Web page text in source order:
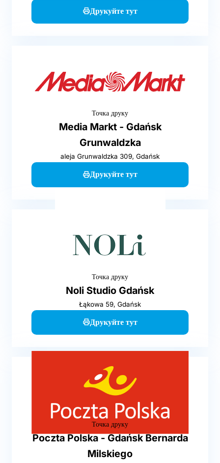
Друкуйте тут
Точка друку
Media Markt - Gdańsk
Grunwaldzka
aleja Grunwaldzka 309, Gdańsk
Друкуйте тут
Точка друку
Noli Studio Gdańsk
Łąkowa 59, Gdańsk
Друкуйте тут
Точка друку
Poczta Polska - Gdańsk Bernarda
Milskiego